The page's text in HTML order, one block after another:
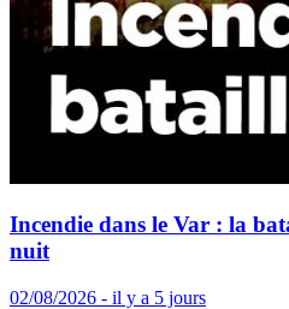
Incendie dans le Var : la
nuit
02/08/2026 - il y a 5 jours